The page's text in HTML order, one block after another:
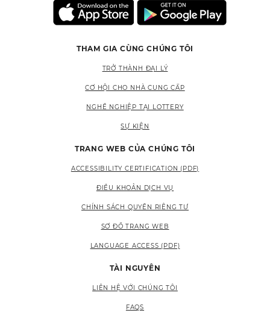
THAM GIA CÙNG CHÚNG TÔI
TRỞ THÀNH ĐẠI LÝ
CƠ HỘI CHO NHÀ CUNG CẤP
NGHỀ NGHIỆP TẠI LOTTERY
SỰ KIỆN
TRANG WEB CỦA CHÚNG TÔI
ACCESSIBILITY CERTIFICATION (PDF)
ĐIỀU KHOẢN DỊCH VỤ
CHÍNH SÁCH QUYỀN RIÊNG TƯ
SƠ ĐỒ TRANG WEB
LANGUAGE ACCESS (PDF)
TÀI NGUYÊN
LIÊN HỆ VỚI CHÚNG TÔI
FAQS